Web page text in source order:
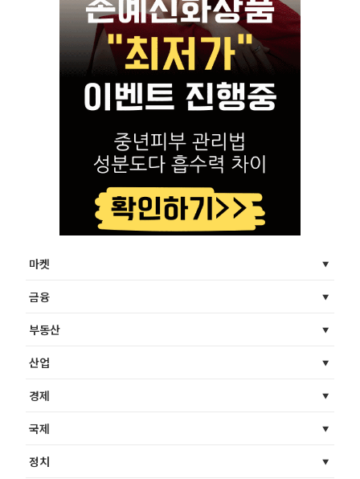
마켓
금융
부동산
산업
경제
국제
정치